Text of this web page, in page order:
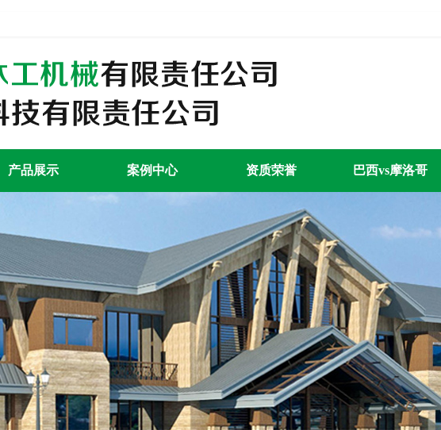
产品展示 案例中心 资质荣誉 巴西vs摩洛哥